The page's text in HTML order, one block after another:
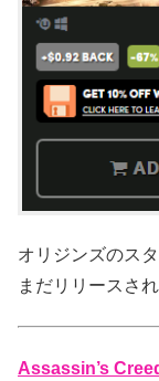
オリジンズのス
まだリリースさ
Assassin’s